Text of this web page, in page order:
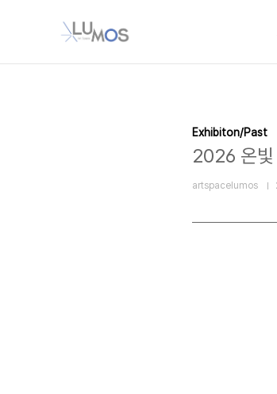
Exhibiton/Past
2026 온빛
artspacelumos